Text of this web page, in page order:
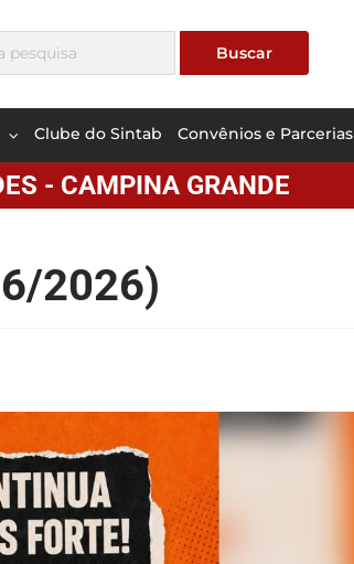
Clube do Sintab Convênios e Parcerias
- CAMPINA GRANDE
2026)